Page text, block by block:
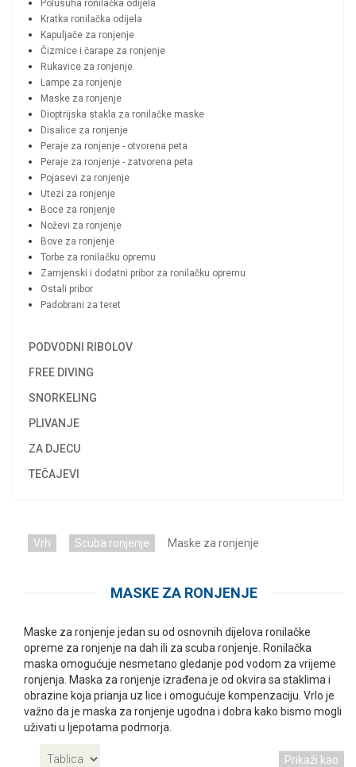
Polusuha ronilačka odijela
Kratka ronilačka odijela
Kapuljače za ronjenje
Čizmice i čarape za ronjenje
Rukavice za ronjenje
Lampe za ronjenje
Maske za ronjenje
Dioptrijska stakla za ronilačke maske
Disalice za ronjenje
Peraje za ronjenje - otvorena peta
Peraje za ronjenje - zatvorena peta
Pojasevi za ronjenje
Utezi za ronjenje
Boce za ronjenje
Noževi za ronjenje
Bove za ronjenje
Torbe za ronilačku opremu
Zamjenski i dodatni pribor za ronilačku opremu
Ostali pribor
Padobrani za teret
PODVODNI RIBOLOV
FREE DIVING
SNORKELING
PLIVANJE
ZA DJECU
TEČAJEVI
Vrh Scuba ronjenje Maske za ronjenje
MASKE ZA RONJENJE
Maske za ronjenje jedan su od osnovnih dijelova ronilačke
opreme za ronjenje na dah ili za scuba ronjenje. Ronilačka
maska omogućuje nesmetano gledanje pod vodom za vrijeme
ronjenja. Maska za ronjenje izrađena je od okvira sa staklima i
obrazine koja prianja uz lice i omogućuje kompenzaciju. Vrlo je
važno da je maska za ronjenje ugodna i dobra kako bismo mogli
uživati u ljepotama podmorja.
Prikaži kao